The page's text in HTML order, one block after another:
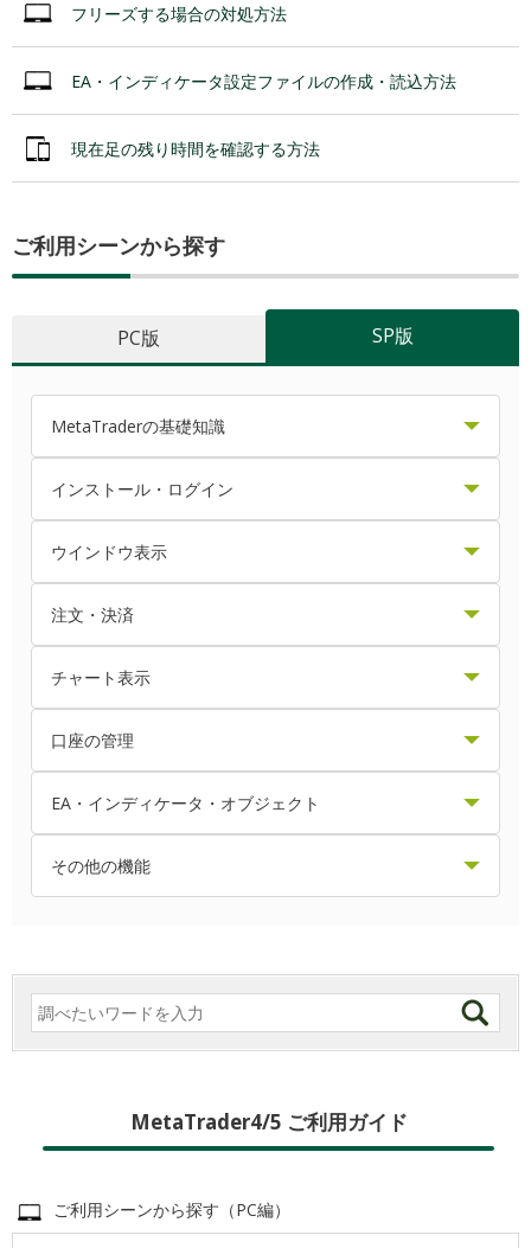
フリーズする場合の対処方法
EA・インディケータ設定ファイルの作成・読込方法
現在足の残り時間を確認する方法
ご利用シーンから探す
PC版 SP版
MetaTraderの基礎知識
MT4/MT5からデモ口座を開設する方法
MetaTraderのショートカットキー操作
MetaTraderの初期画面と見方
ツールバー内のボタンをカスタマイズする方法
ツールバー内の時間足をカスタマイズする方法
取引条件を確認する方法
接続サーバを切り替える方法
新規注文画面のデフォルト値を設定する方法
表示言語を変更する方法
インストール・ログイン
MetaTraderをアンインストールする方法
ダウンロード・インストールする方法（Mac版）
ダウンロード・インストールする方法（Windows版）
ログインできない場合の対処方法
ログイン切り替え方法
ウインドウ表示
EA・インディケータをコンパイルする方法
ティックチャートを表示・設定する方法
ポップアッププライスを表示・設定する方法
気配値表示に表示されている銘柄を変更する方法
気配値表示の表示項目を変更する方法
プライスボードを表示する方法
気配値表示で銘柄の詳細を表示する方法
注文・決済
IFO注文（イフダンオーシーオー注文）の仕方
スリッページの許容値を設定する方法
トレーリングストップ注文の仕方
ワンクリック成行注文の仕方
ワンクリック注文を有効にする方法
両建てポジションを同時決済する方法
新規注文画面からの成行注文の仕方
チャート表示
クロスヘアを表示・利用する方法
ステップバイステップ機能の利用方法
チャートが表示されない場合の対処方法
チャートの右側に余白を設定する方法
チャートの時間足を変更する方法
チャートの種類を変更する方法
チャートの自動スクロールを切り替える方法
口座の管理
エクスポージャーを確認する方法
保有ポジション情報を確認する方法
取引履歴レポートの見方
証拠金情報を確認する方法
EA・インディケータ・オブジェクト
EA・インディケータの設定を変更する方法
インディケータを作成する方法
を保存する方法
エキスパートアドバイザ（EA）をバックテストする方法
その他の機能
ニュースを確認する方法
ヒストリカルデータをエクスポートする方法
MetaTrader4/5 ご利用ガイド
ご利用シーンから探す（PC編）